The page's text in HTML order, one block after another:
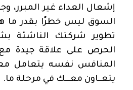
إشعال العداء غير المبرر،
السوق ليس خطرًا بقدر ما
تطوير شركتك الناشئة
الحرص على علاقة جيدة
المنافس نفسه يتعامل
يتعــاون معـــك في مرحلة ما.